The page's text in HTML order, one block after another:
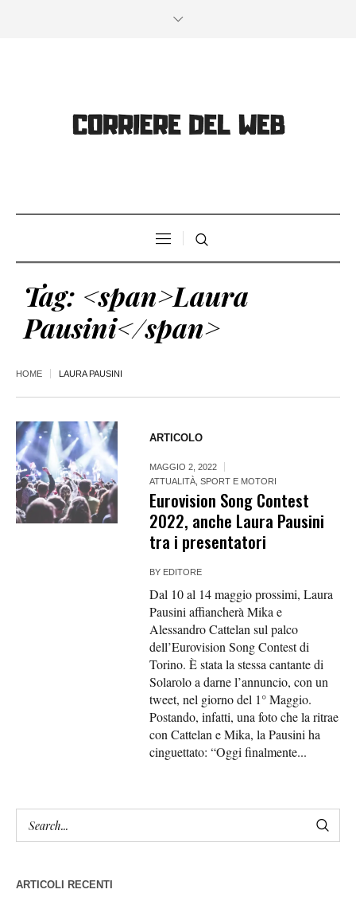
Tag: <span>Laura
Pausini</span>
HOME LAURA PAUSINI
ARTICOLO
MAGGIO 2, 2022
ATTUALITÀ ,SPORT E MOTORI
Eurovision Song Contest
2022, anche Laura Pausini
tra i presentatori
BY EDITORE
Dal 10 al 14 maggio prossimi, Laura
Pausini affiancherà Mika e
Alessandro Cattelan sul palco
dell’Eurovision Song Contest di
Torino. È stata la stessa cantante di
Solarolo a darne l’annuncio, con un
tweet, nel giorno del 1° Maggio.
Postando, infatti, una foto che la ritrae
con Cattelan e Mika, la Pausini ha
cinguettato: “Oggi finalmente...
ARTICOLI RECENTI